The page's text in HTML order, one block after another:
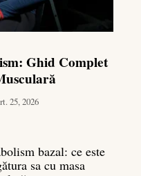
Ghid Complet
25, 2026
bazal: ce este
sa cu masa